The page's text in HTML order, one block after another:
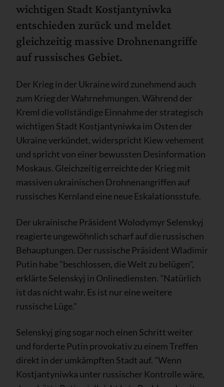
wichtigen Stadt Kostjantyniwka
entschieden zurück und meldet
gleichzeitig massive Drohnenangriffe
auf russisches Gebiet.
Der Krieg in der Ukraine wird zunehmend auch
zum Krieg der Wahrnehmungen. Während der
Kreml die vollständige Einnahme der strategisch
wichtigen Stadt Kostjantyniwka im Osten der
Ukraine verkündet, widerspricht Kiew vehement
und spricht von einer bewussten Desinformation
Moskaus. Gleichzeitig erreichte der Krieg mit
massiven ukrainischen Drohnenangriffen auf
russisches Kernland eine neue Eskalationsstufe.
Der ukrainische Präsident Wolodymyr Selenskyj
reagierte ungewöhnlich scharf auf die russischen
Behauptungen. Der russische Präsident Wladimir
Putin habe "beschlossen, die Welt zu belügen",
erklärte Selenskyj in Onlinediensten. "Natürlich
ist das nicht wahr. Es ist nur eine weitere
russische Lüge."
Selenskyj ging sogar noch einen Schritt weiter
und forderte Putin provokativ zu einem Treffen
direkt in der umkämpften Stadt auf. "Wenn
Kostjantyniwka unter russischer Kontrolle wäre,